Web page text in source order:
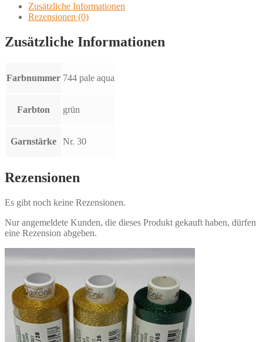
Zusätzliche Informationen
Rezensionen (0)
Zusätzliche Informationen
Farbnummer 744 pale aqua
Farbton grün
Garnstärke Nr. 30
Rezensionen
Es gibt noch keine Rezensionen.
Nur angemeldete Kunden, die dieses Produkt gekauft haben, dürfen
eine Rezension abgeben.